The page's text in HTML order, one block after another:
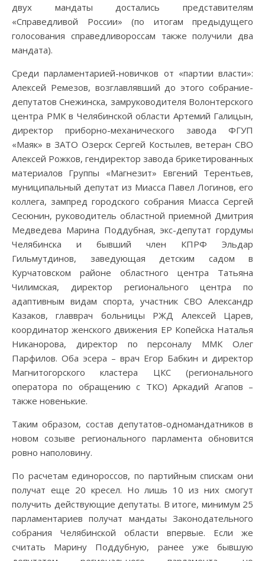
двух мандаты достались представителям
«Справедливой России» (по итогам предыдущего
голосования справедливороссам также получили два
мандата).
Среди парламентарией-новичков от «партии власти»:
Алексей Ремезов, возглавлявший до этого собрание-
депутатов Снежинска, замруководителя Волонтерского
центра РМК в Челябинской области Артемий Галицын,
директор приборно-механического завода ФГУП
«Маяк» в ЗАТО Озерск Сергей Костылев, ветеран СВО
Алексей Рожков, гендиректор завода брикетированных
материалов Группы «Магнезит» Евгений Терентьев,
муниципальный депутат из Миасса Павел Логинов, его
коллега, зампред городского собрания Миасса Сергей
Сесюнин, руководитель областной приемной Дмитрия
Медведева Марина Поддубная, экс-депутат гордумы
Челябинска и бывший член КПРФ Эльдар
Гильмутдинов, заведующая детским садом в
Курчатовском районе областного центра Татьяна
Чилимская, директор регионального центра по
адаптивным видам спорта, участник СВО Александр
Казаков, главврач больницы РЖД Алексей Царев,
координатор женского движения ЕР Копейска Наталья
Никанорова, директор по персоналу ММК Олег
Парфилов. Оба эсера – врач Егор Бабкин и директор
Магнитогорского кластера ЦКС (регионального
оператора по обращению с ТКО) Аркадий Агапов –
также новенькие.
Таким образом, состав депутатов-одномандатников в
новом созыве регионального парламента обновится
ровно наполовину.
По расчетам единороссов, по партийным спискам они
получат еще 20 кресел. Но лишь 10 из них смогут
получить действующие депутаты. В итоге, минимум 25
парламентариев получат мандаты Законодательного
собрания Челябинской области впервые. Если же
считать Марину Поддубную, ранее уже бывшую